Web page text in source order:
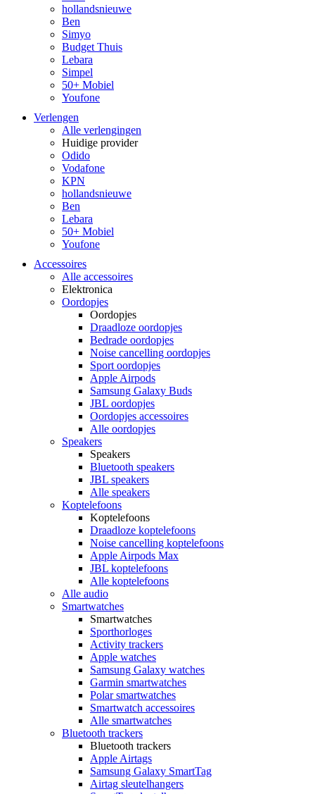
hollandsnieuwe
Ben
Simyo
Budget Thuis
Lebara
Simpel
50+ Mobiel
Youfone
Verlengen
Alle verlengingen
Huidige provider
Odido
Vodafone
KPN
hollandsnieuwe
Ben
Lebara
50+ Mobiel
Youfone
Accessoires
Alle accessoires
Elektronica
Oordopjes
Oordopjes
Draadloze oordopjes
Bedrade oordopjes
Noise cancelling oordopjes
Sport oordopjes
Apple Airpods
Samsung Galaxy Buds
JBL oordopjes
Oordopjes accessoires
Alle oordopjes
Speakers
Speakers
Bluetooth speakers
JBL speakers
Alle speakers
Koptelefoons
Koptelefoons
Draadloze koptelefoons
Noise cancelling koptelefoons
Apple Airpods Max
JBL koptelefoons
Alle koptelefoons
Alle audio
Smartwatches
Smartwatches
Sporthorloges
Activity trackers
Apple watches
Samsung Galaxy watches
Garmin smartwatches
Polar smartwatches
Smartwatch accessoires
Alle smartwatches
Bluetooth trackers
Bluetooth trackers
Apple Airtags
Samsung Galaxy SmartTag
Airtag sleutelhangers